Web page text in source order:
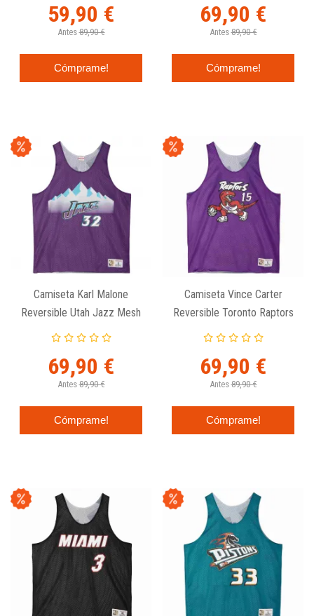
59,90 €
Antes 89,90 €
Cómprame!
69,90 €
Antes 89,90 €
Cómprame!
Camiseta Karl Malone
Reversible Utah Jazz Mesh
Tank - Mitchell And Ness
69,90 €
Antes 89,90 €
Cómprame!
Camiseta Vince Carter
Reversible Toronto Raptors
Mesh Tank - Mitchell And
69,90 €
Antes 89,90 €
Cómprame!